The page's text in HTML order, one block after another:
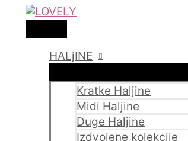
Skip
MENU
HALjINE
Kratke Haljine
Midi Haljine
Duge Haljine
Izdvojene kolekcije
Haljina
PLUS
Original
price
was:
Current
price
is: